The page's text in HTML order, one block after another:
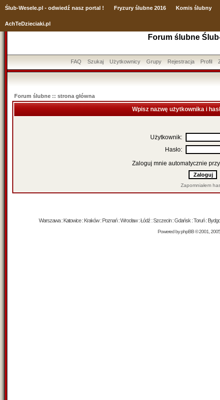
Ślub-Wesele.pl - odwiedź nasz portal ! Fryzury ślubne 2016 Komis ślubny
AchTeDzieciaki.pl
Forum ślubne
FAQ Szukaj Użytkownicy Grupy Rejestracja Profil
Forum ślubne :: strona główna
Wpisz nazwę użytkownika i
Użytkownik:
Hasło:
Zaloguj mnie automatycznie
Zapomniałem
Warszawa : Katowice : Kraków : Poznań : Wrocław : Łódź : Szczecin : Gdańsk : Toruń :
Powered byphpBB© 2001,